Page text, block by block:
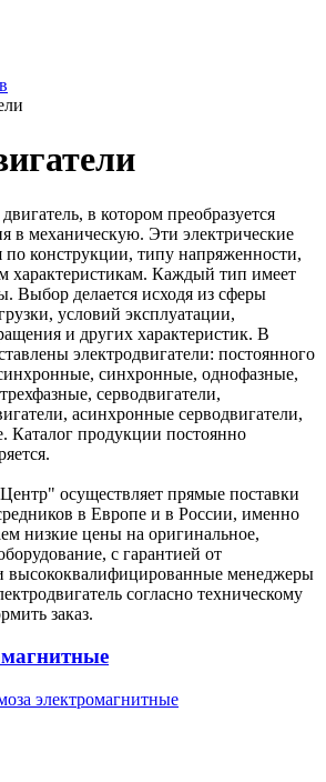
в котором преобразуется
в механическую. Эти электрические
конструкции, типу напряженности,
характеристикам. Каждый тип имеет
Выбор делается исходя из сферы
условий эксплуатации,
и других характеристик. В
электродвигатели: постоянного
синхронные, однофазные,
серводвигатели,
асинхронные серводвигатели,
Каталог продукции постоянно
осуществляет прямые поставки
в Европе и в России, именно
низкие цены на оригинальное,
с гарантией от
высококвалифицированные менеджеры
согласно техническому
заказ.
электромагнитные